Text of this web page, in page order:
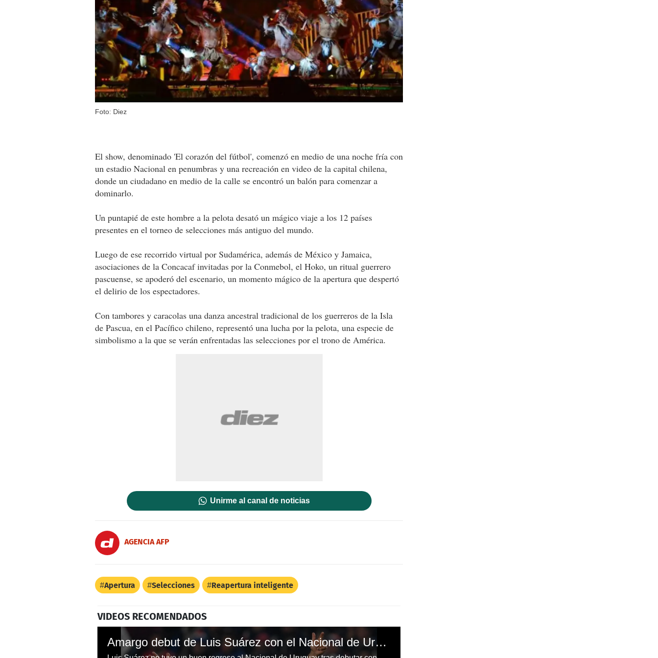
Foto: Diez
El show, denominado 'El corazón del fútbol', comenzó en medio de una noche fría con
un estadio Nacional en penumbras y una recreación en video de la capital chilena,
donde un ciudadano en medio de la calle se encontró un balón para comenzar a
dominarlo.
Un puntapié de este hombre a la pelota desató un mágico viaje a los 12 países
presentes en el torneo de selecciones más antiguo del mundo.
Luego de ese recorrido virtual por Sudamérica, además de México y Jamaica,
asociaciones de la Concacaf invitadas por la Conmebol, el Hoko, un ritual guerrero
pascuense, se apoderó del escenario, un momento mágico de la apertura que despertó
el delirio de los espectadores.
Con tambores y caracolas una danza ancestral tradicional de los guerreros de la Isla
de Pascua, en el Pacífico chileno, representó una lucha por la pelota, una especie de
simbolismo a la que se verán enfrentadas las selecciones por el trono de América.
Unirme al canal de noticias
AGENCIA AFP
Apertura Selecciones Reapertura inteligente
VIDEOS RECOMENDADOS
Amargo debut de Luis Suárez con el Nacional de Uruguay en la Copa Sudamericana